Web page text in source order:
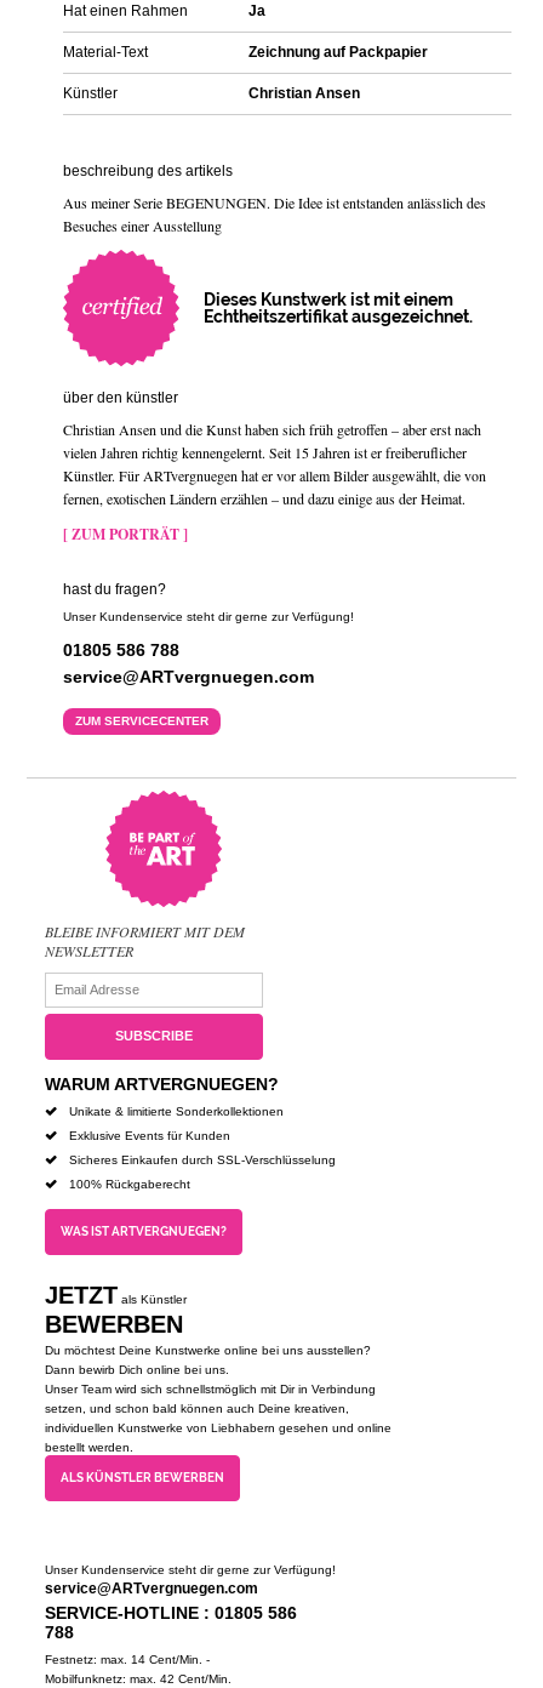
Hat einen Rahmen Ja
Material-Text Zeichnung auf Packpapier
Künstler Christian Ansen
beschreibung des artikels
Aus meiner Serie BEGENUNGEN. Die Idee ist entstanden anlässlich des
Besuches einer Ausstellung
Dieses Kunstwerk ist mit einem
Echtheitszertifikat ausgezeichnet.
über den künstler
Christian Ansen und die Kunst haben sich früh getroffen – aber erst nach
vielen Jahren richtig kennengelernt. Seit 15 Jahren ist er freiberuflicher
Künstler. Für ARTvergnuegen hat er vor allem Bilder ausgewählt, die von
fernen, exotischen Ländern erzählen – und dazu einige aus der Heimat.
[ ZUM PORTRÄT ]
hast du fragen?
Unser Kundenservice steht dir gerne zur Verfügung!
01805 586 788
service@ARTvergnuegen.com
ZUM SERVICECENTER
BLEIBE INFORMIERT MIT DEM
NEWSLETTER
WARUM ARTVERGNUEGEN?
Unikate & limitierte Sonderkollektionen
Exklusive Events für Kunden
Sicheres Einkaufen durch SSL-Verschlüsselung
100% Rückgaberecht
WAS IST ARTVERGNUEGEN?
JETZT als Künstler
BEWERBEN
Du möchtest Deine Kunstwerke online bei uns ausstellen?
Dann bewirb Dich online bei uns.
Unser Team wird sich schnellstmöglich mit Dir in Verbindung
setzen, und schon bald können auch Deine kreativen,
individuellen Kunstwerke von Liebhabern gesehen und online
bestellt werden.
ALS KÜNSTLER BEWERBEN
Unser Kundenservice steht dir gerne zur Verfügung!
service@ARTvergnuegen.com
SERVICE-HOTLINE : 01805 586
788
Festnetz: max. 14 Cent/Min. -
Mobilfunknetz: max. 42 Cent/Min.